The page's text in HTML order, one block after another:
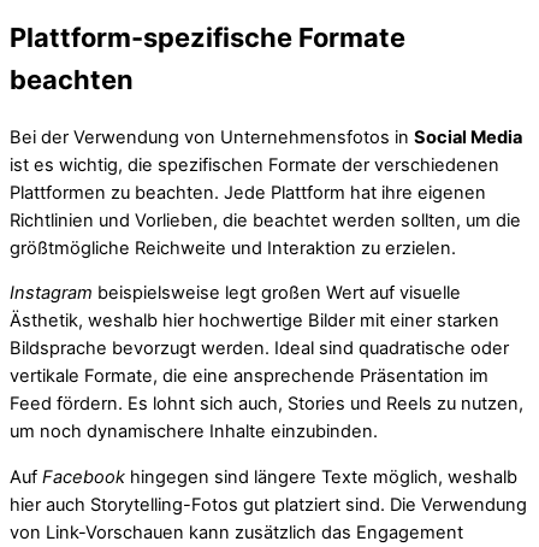
Plattform-spezifische Formate
beachten
Bei der Verwendung von Unternehmensfotos in Social Media
ist es wichtig, die spezifischen Formate der verschiedenen
Plattformen zu beachten. Jede Plattform hat ihre eigenen
Richtlinien und Vorlieben, die beachtet werden sollten, um die
größtmögliche Reichweite und Interaktion zu erzielen.
Instagram beispielsweise legt großen Wert auf visuelle
Ästhetik, weshalb hier hochwertige Bilder mit einer starken
Bildsprache bevorzugt werden. Ideal sind quadratische oder
vertikale Formate, die eine ansprechende Präsentation im
Feed fördern. Es lohnt sich auch, Stories und Reels zu nutzen,
um noch dynamischere Inhalte einzubinden.
Auf Facebook hingegen sind längere Texte möglich, weshalb
hier auch Storytelling-Fotos gut platziert sind. Die Verwendung
von Link-Vorschauen kann zusätzlich das Engagement